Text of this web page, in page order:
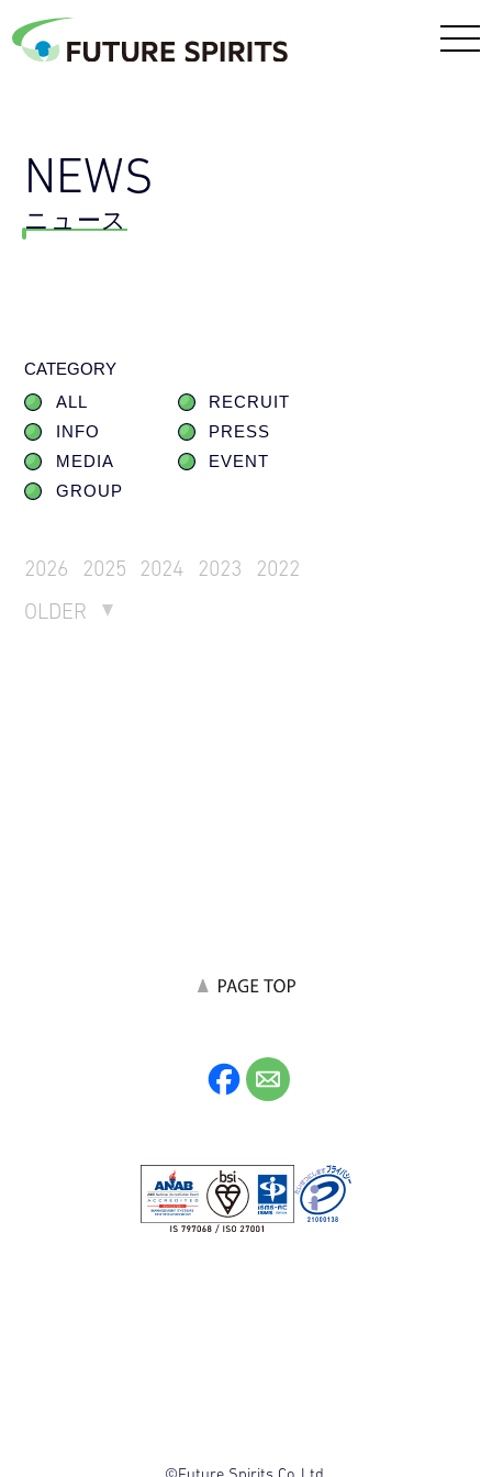
NEWS
ニュース
CATEGORY
ALL
RECRUIT
INFO
PRESS
MEDIA
EVENT
GROUP
2026 2025 2024 2023
2022
OLDER
©Future Spirits Co.,Ltd.